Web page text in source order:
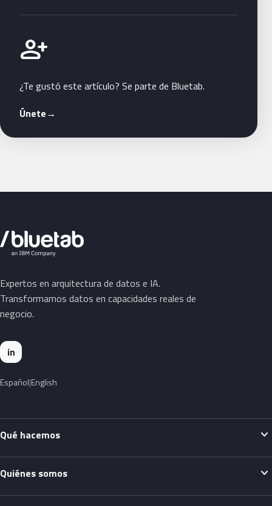
person_add
Únete a Bluetab
¿Te gustó este artículo? Se parte de Bluetab.
Únete→
Expertos en arquitectura de datos e IA.
Transformamos datos en capacidades reales de
negocio.
in
Español English
Qué hacemos expand_more
Quiénes somos expand_more